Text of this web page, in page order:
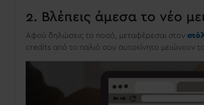
2. Βλέπεις άμεσα το νέο
Αφού δηλώσεις το ποσό, μεταφέρεσαι στον
credits από το παλιό σου αυτοκίνητο μειώνουν